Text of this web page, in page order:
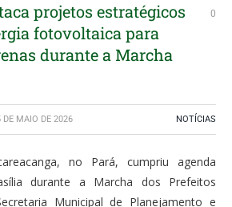
projetos estratégicos
fotovoltaica para
durante a Marcha
0
DE MAIO DE 2026 NOTÍCIAS
no Pará, cumpriu agenda
durante a Marcha dos Prefeitos
Municipal de Planejamento e